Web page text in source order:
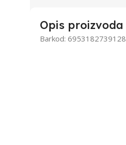
Opis proizvoda
Barkod: 6953182739128